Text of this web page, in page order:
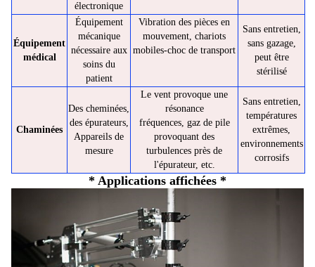
électronique
Équipement
médical
Équipement
mécanique
nécessaire aux
soins du
patient
Vibration des pièces en
mouvement, chariots
mobiles-choc de transport
Sans entretien,
sans gazage,
peut être
stérilisé
Chaminées
Des cheminées,
des épurateurs,
Appareils de
mesure
Le vent provoque une
résonance
fréquences, gaz de pile
provoquant des
turbulences près de
l'épurateur, etc.
Sans entretien,
températures
extrêmes,
environnements
corrosifs
* Applications affichées *